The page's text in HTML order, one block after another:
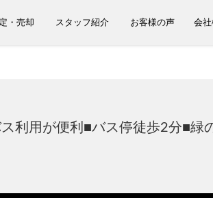
・売却 スタッフ紹介 お客様の声 会
利用が便利■バス停徒歩2分■